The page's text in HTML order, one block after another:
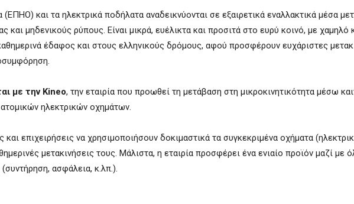
και τα ηλεκτρικά ποδήλατα αναδεικνύονται σε εξαιρετικά εναλλακτικά μέσα
και μηδενικούς ρύπους. Είναι μικρά, ευέλικτα και προσιτά στο ευρύ κοινό, με χαμηλό
έδαφος και στους ελληνικούς δρόμους, αφού προσφέρουν ευχάριστες
με την Kineo, την εταιρία που προωθεί τη μετάβαση στη μικροκινητικότητα μέσω
ηλεκτρικών οχημάτων.
επιχειρήσεις να χρησιμοποιήσουν δοκιμαστικά τα συγκεκριμένα οχήματα
μετακινήσεις τους. Μάλιστα, η εταιρία προσφέρει ένα ενιαίο προϊόν μαζί με
ασφάλεια, κ.λπ.).